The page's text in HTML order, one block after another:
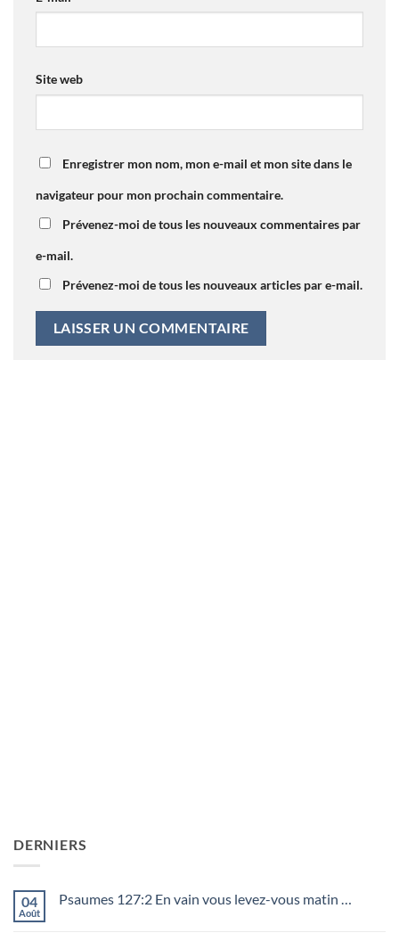
Site web
Enregistrer mon nom, mon e-mail et mon site dans le
navigateur pour mon prochain commentaire.
Prévenez-moi de tous les nouveaux commentaires par
e-mail.
Prévenez-moi de tous les nouveaux articles par e-mail.
DERNIERS
04
Août
Psaumes 127:2 En vain vous levez-vous matin …